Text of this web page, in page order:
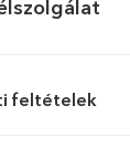
feltételek